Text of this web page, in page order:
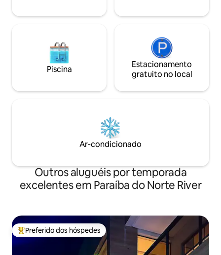
Piscina
Estacionamento
gratuito no local
Ar-condicionado
Outros aluguéis por temporada
excelentes em Paraíba do Norte River
Entre os melhores preferidos dos hóspedes
Preferido dos hóspedes